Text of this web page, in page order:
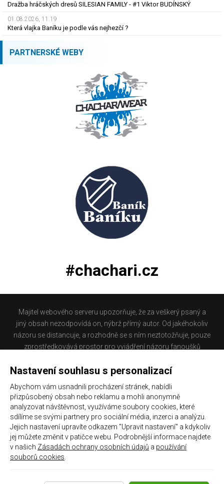
Dražba hráčských dresů SILESIAN FAMILY - #1 Viktor BUDÍNSKÝ
01.08.2026, 11.19
Která vlajka Baníku je podle vás nejhezčí ?
PARTNERSKÉ WEBY
#chachari.cz
Majitel webového serveru upozorňuje, že za veškerý psaný a
jiný obsah nezodpovídá on, nýbrž přímý autor. Od jakéhokoliv
názoru se distancuje, a rozhodně se s ním neztotožňuje, pouze
zprostředkovává prostor pro vyjádření názoru fanoušků
nacházíte obsahuje materiál, který někteří lidé mohou
nejsou dle právní úpravy zákona č. 480/2004 Sb., o některých
službách informační společnosti a o změně některých zákonů
(zákon o některých službách informační společnosti) a
zejména §6 citovaného zákona, odpovědni za příspěvky
návštěvníků těchto stránek.
Galerie|Historie
Nastavení souhlasu s personalizací
Abychom vám usnadnili procházení stránek, nabídli
přizpůsobený obsah nebo reklamu a mohli anonymně
analyzovat návštěvnost, využíváme soubory cookies, které
sdílíme se svými partnery pro sociální média, inzerci a analýzu.
Jejich nastavení upravíte odkazem "Upravit nastavení" a kdykoliv
jej můžete změnit v patičce webu. Podrobnější informace najdete
v našich Zásadách ochrany osobních údajů a používání
souborů cookies